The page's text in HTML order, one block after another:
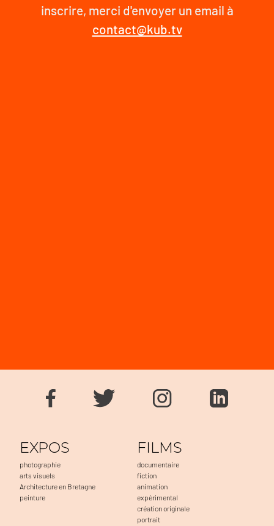
inscrire, merci d'envoyer un email à
contact@kub.tv
EXPOS
photographie
arts visuels
Architecture en Bretagne
peinture
FILMS
documentaire
fiction
animation
expérimental
création originale
portrait